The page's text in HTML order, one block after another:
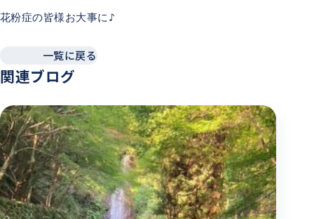
花粉症の皆様お大事に♪
一覧に戻る
関連ブログ